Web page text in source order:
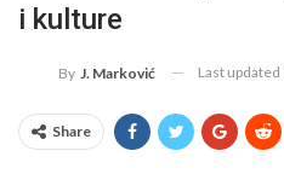
i kulture
By J. Marković Last updated
Share